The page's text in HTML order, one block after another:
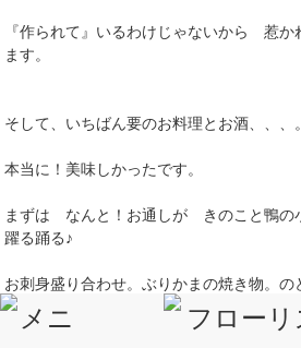
『作られて』いるわけじゃないから 惹か
ます。
そして、いちばん要のお料理とお酒、、、。
本当に！美味しかったです。
まずは なんと！お通しが きのこと鴨
躍る踊る♪
お刺身盛り合わせ。ぶりかまの焼き物。の
ダ。